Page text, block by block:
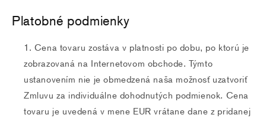
Platobné podmienky
Cena tovaru zostáva v platnosti po dobu, po ktorú je
zobrazovaná na Internetovom obchode. Týmto
ustanovením nie je obmedzená naša možnosť uzatvoriť
Zmluvu za individuálne dohodnutých podmienok. Cena
tovaru je uvedená v mene EUR vrátane dane z pridanej